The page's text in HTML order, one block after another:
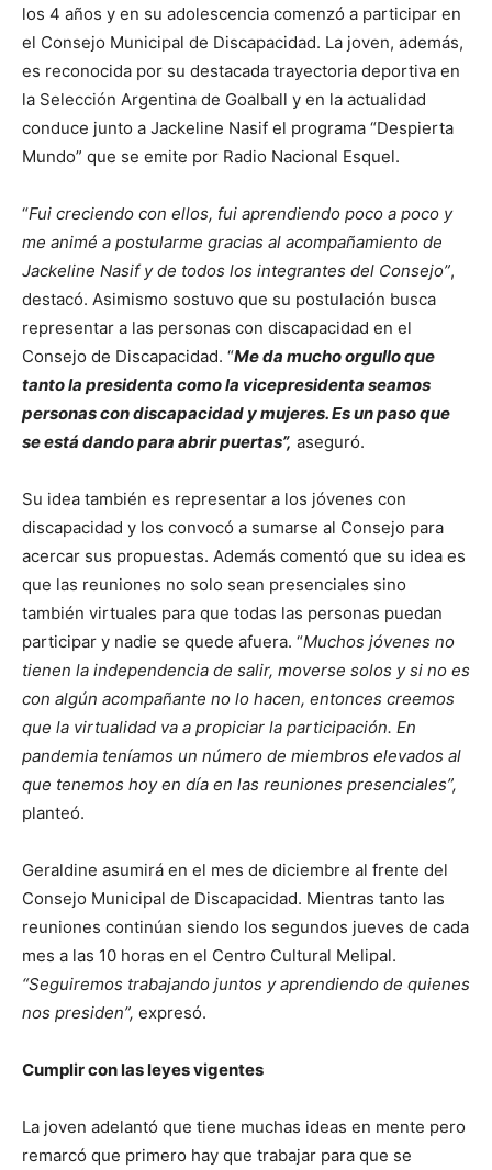
los 4 años y en su adolescencia comenzó a participar en
el Consejo Municipal de Discapacidad. La joven, además,
es reconocida por su destacada trayectoria deportiva en
la Selección Argentina de Goalball y en la actualidad
conduce junto a Jackeline Nasif el programa “Despierta
Mundo” que se emite por Radio Nacional Esquel.
“Fui creciendo con ellos, fui aprendiendo poco a poco y
me animé a postularme gracias al acompañamiento de
Jackeline Nasif y de todos los integrantes del Consejo”,
destacó. Asimismo sostuvo que su postulación busca
representar a las personas con discapacidad en el
Consejo de Discapacidad. “Me da mucho orgullo que
tanto la presidenta como la vicepresidenta seamos
personas con discapacidad y mujeres. Es un paso que
se está dando para abrir puertas”, aseguró.
Su idea también es representar a los jóvenes con
discapacidad y los convocó a sumarse al Consejo para
acercar sus propuestas. Además comentó que su idea es
que las reuniones no solo sean presenciales sino
también virtuales para que todas las personas puedan
participar y nadie se quede afuera. “Muchos jóvenes no
tienen la independencia de salir, moverse solos y si no es
con algún acompañante no lo hacen, entonces creemos
que la virtualidad va a propiciar la participación. En
pandemia teníamos un número de miembros elevados al
que tenemos hoy en día en las reuniones presenciales”,
planteó.
Geraldine asumirá en el mes de diciembre al frente del
Consejo Municipal de Discapacidad. Mientras tanto las
reuniones continúan siendo los segundos jueves de cada
mes a las 10 horas en el Centro Cultural Melipal.
“Seguiremos trabajando juntos y aprendiendo de quienes
nos presiden”, expresó.
Cumplir con las leyes vigentes
La joven adelantó que tiene muchas ideas en mente pero
remarcó que primero hay que trabajar para que se